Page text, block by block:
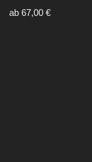
ab 67,00 €